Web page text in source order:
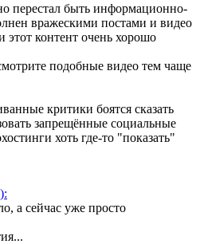
перестал быть информационно-
вражескими постами и видео
контент очень хорошо
подобные видео тем чаще
критики боятся сказать
запрещённые социальные
хоть где-то "показать"
а сейчас уже просто